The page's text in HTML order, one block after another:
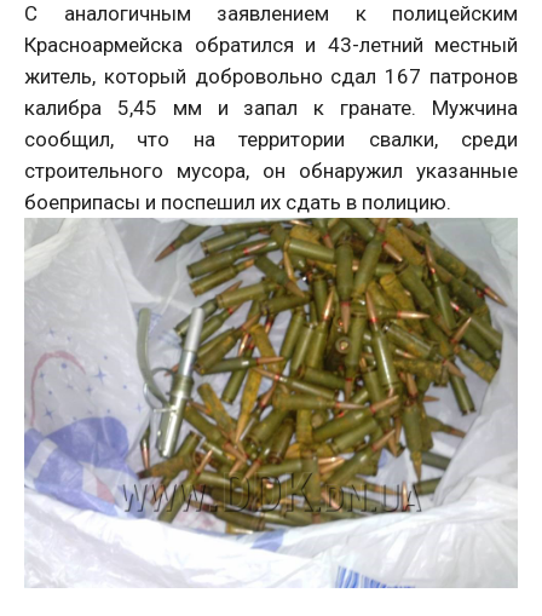
С аналогичным заявлением к полицейским
Красноармейска обратился и 43-летний местный
житель, который добровольно сдал 167 патронов
калибра 5,45 мм и запал к гранате. Мужчина
сообщил, что на территории свалки, среди
строительного мусора, он обнаружил указанные
боеприпасы и поспешил их сдать в полицию.